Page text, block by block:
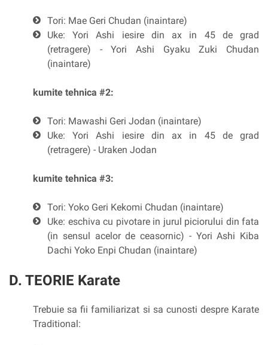
Tori: Mae Geri Chudan (inaintare)
Uke: Yori Ashi iesire din ax in 45 de grad
(retragere) - Yori Ashi Gyaku Zuki Chudan
(inaintare)
kumite tehnica #2:
Tori: Mawashi Geri Jodan (inaintare)
Uke: Yori Ashi iesire din ax in 45 de grad
(retragere) - Uraken Jodan
kumite tehnica #3:
Tori: Yoko Geri Kekomi Chudan (inaintare)
Uke: eschiva cu pivotare in jurul piciorului din fata
(in sensul acelor de ceasornic) - Yori Ashi Kiba
Dachi Yoko Enpi Chudan (inaintare)
D. TEORIE Karate
Trebuie sa fii familiarizat si sa cunosti despre Karate
Traditional: